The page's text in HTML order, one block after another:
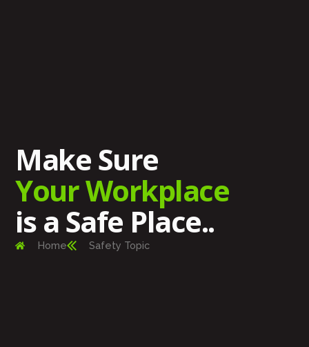
Make Sure
Your Workplace
is a Safe Place..
Home Safety Topic